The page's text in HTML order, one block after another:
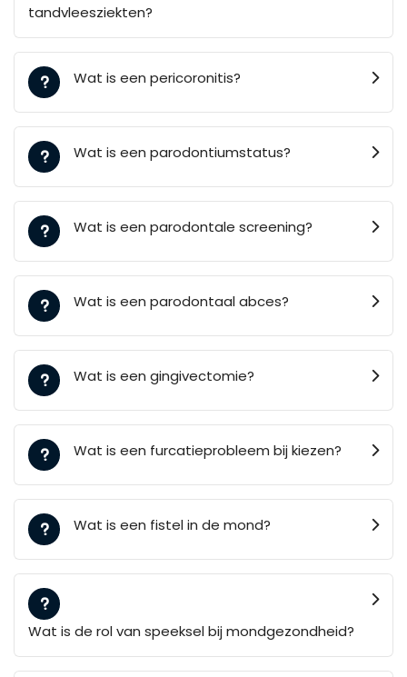
tandvleesziekten?
Wat is een pericoronitis?
Wat is een parodontiumstatus?
Wat is een parodontale screening?
Wat is een parodontaal abces?
Wat is een gingivectomie?
Wat is een furcatieprobleem bij kiezen?
Wat is een fistel in de mond?
Wat is de rol van speeksel bij mondgezondheid?